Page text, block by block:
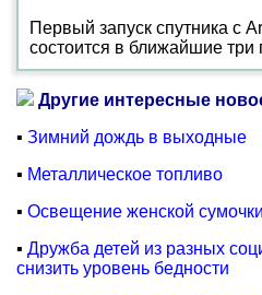
Первый запуск спутника с
состоится в ближайшие три
Другие интересные
▪ Зимний дождь в выходные
▪ Металлическое топливо
▪ Освещение женской сумочки
▪ Дружба детей из разных
снизить уровень бедности